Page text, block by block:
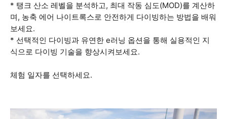
* 탱크 산소 레벨을 분석하고, 최대 작동 심도(MOD)를 계산하
며, 농축 에어 나이트록스로 안전하게 다이빙하는 방법을 배워
보세요.
* 선택적인 다이빙과 유연한 e러닝 옵션을 통해 실용적인 지
식으로 다이빙 기술을 향상시켜보세요.
체험 일자를 선택하세요.